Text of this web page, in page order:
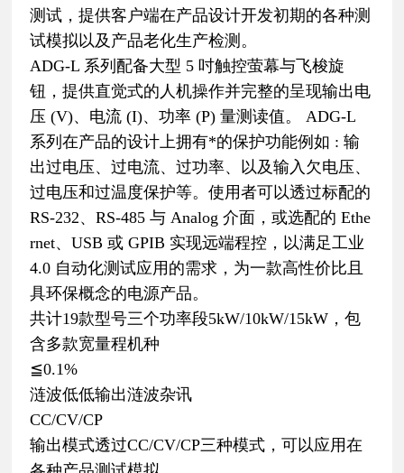
测试，提供客户端在产品设计开发初期的各种测
试模拟以及产品老化生产检测。
ADG-L 系列配备大型 5 吋触控萤幕与飞梭旋
钮，提供直觉式的人机操作并完整的呈现输出电
压 (V)、电流 (I)、功率 (P) 量测读值。 ADG-L
系列在产品的设计上拥有*的保护功能例如 : 输
出过电压、过电流、过功率、以及输入欠电压、
过电压和过温度保护等。使用者可以透过标配的
RS-232、RS-485 与 Analog 介面，或选配的 Ethe
rnet、USB 或 GPIB 实现远端程控，以满足工业
4.0 自动化测试应用的需求，为一款高性价比且
具环保概念的电源产品。
共计19款型号三个功率段5kW/10kW/15kW，包
含多款宽量程机种
≦0.1%
涟波低低输出涟波杂讯
CC/CV/CP
输出模式透过CC/CV/CP三种模式，可以应用在